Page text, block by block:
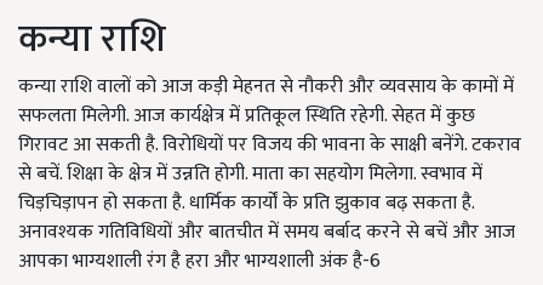
कन्या राशि
कन्या राशि वालों को आज कड़ी मेहनत से नौकरी और व्यवसाय के कामों में
सफलता मिलेगी. आज कार्यक्षेत्र में प्रतिकूल स्थिति रहेगी. सेहत में कुछ
गिरावट आ सकती है. विरोधियों पर विजय की भावना के साक्षी बनेंगे. टकराव
से बचें. शिक्षा के क्षेत्र में उन्नति होगी. माता का सहयोग मिलेगा. स्वभाव में
चिड़चिड़ापन हो सकता है. धार्मिक कार्यों के प्रति झुकाव बढ़ सकता है.
अनावश्यक गतिविधियों और बातचीत में समय बर्बाद करने से बचें और आज
आपका भाग्यशाली रंग है हरा और भाग्यशाली अंक है-6